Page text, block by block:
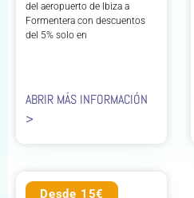
del aeropuerto de Ibiza a
Formentera con descuentos
del 5% solo en
ABRIR MÁS INFORMACIÓN
>
Desde 15€